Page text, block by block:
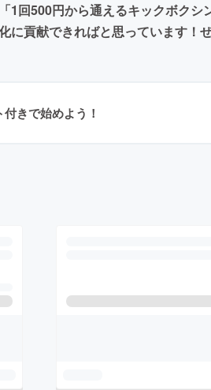
回500円から通えるキックボク
貢献できればと思っています！
きで始めよう！